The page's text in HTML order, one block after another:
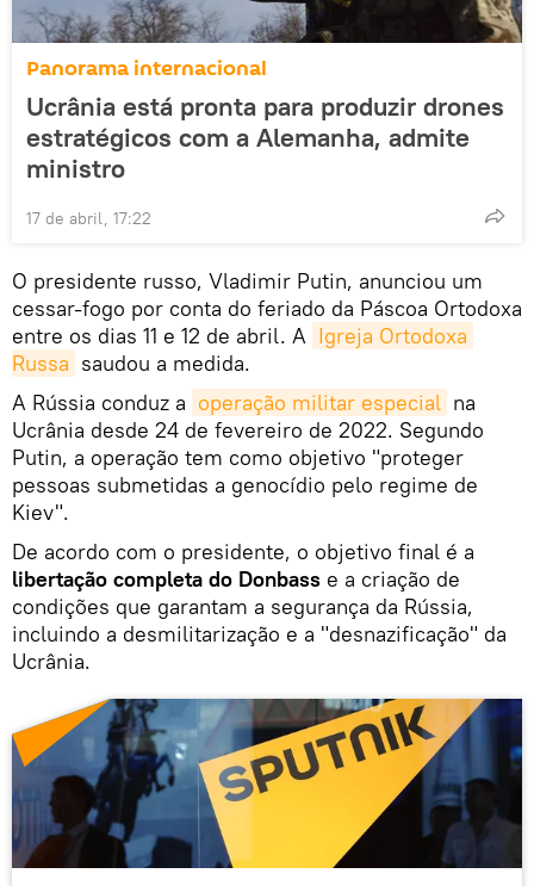
Panorama internacional
Ucrânia está pronta para produzir drones
estratégicos com a Alemanha, admite
ministro
17 de abril, 17:22
O presidente russo, Vladimir Putin, anunciou um
cessar-fogo por conta do feriado da Páscoa Ortodoxa
entre os dias 11 e 12 de abril. A Igreja Ortodoxa
Russa saudou a medida.
A Rússia conduz a operação militar especial na
Ucrânia desde 24 de fevereiro de 2022. Segundo
Putin, a operação tem como objetivo "proteger
pessoas submetidas a genocídio pelo regime de
Kiev".
De acordo com o presidente, o objetivo final é a
libertação completa do Donbass e a criação de
condições que garantam a segurança da Rússia,
incluindo a desmilitarização e a "desnazificação" da
Ucrânia.